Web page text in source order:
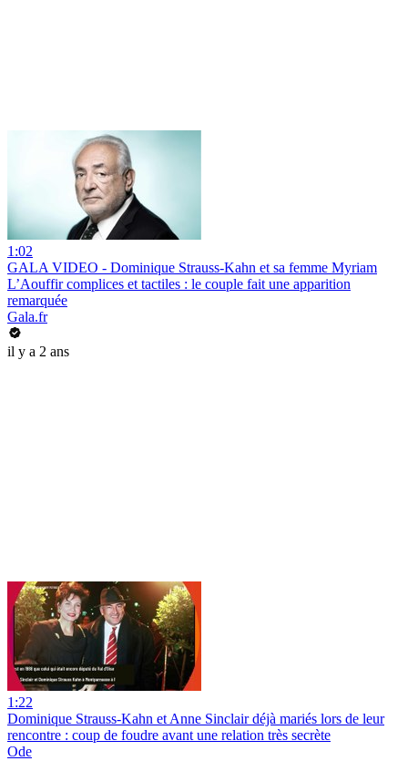
1:02
GALA VIDEO - Dominique Strauss-Kahn et sa femme Myriam
L’Aouffir complices et tactiles : le couple fait une apparition
remarquée
Gala.fr
il y a 2 ans
1:22
Dominique Strauss-Kahn et Anne Sinclair déjà mariés lors de leur
rencontre : coup de foudre avant une relation très secrète
Ode